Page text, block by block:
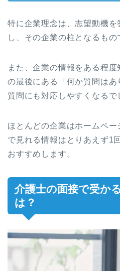
特に企業理念は、志望動機
し、その企業の柱となるもの
また、企業の情報をある程
の最後にある「何か質問は
質問にも対応しやすくなるで
ほとんどの企業はホームペー
で見れる情報はとりあえず1
おすすめします。
介護士の面接で受か
は？